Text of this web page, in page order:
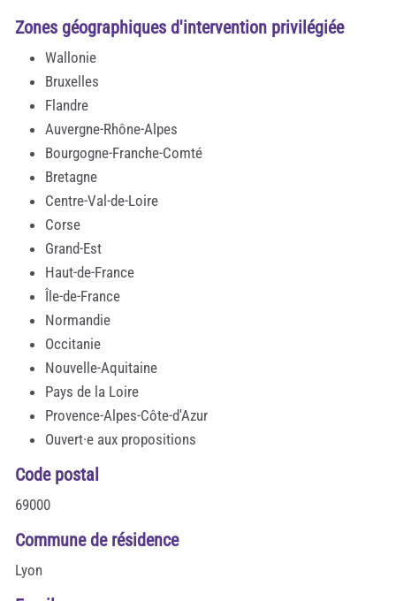
Zones géographiques d'intervention privilégiée
Wallonie
Bruxelles
Flandre
Auvergne-Rhône-Alpes
Bourgogne-Franche-Comté
Bretagne
Centre-Val-de-Loire
Corse
Grand-Est
Haut-de-France
Île-de-France
Normandie
Occitanie
Nouvelle-Aquitaine
Pays de la Loire
Provence-Alpes-Côte-d'Azur
Ouvert·e aux propositions
Code postal
69000
Commune de résidence
Lyon